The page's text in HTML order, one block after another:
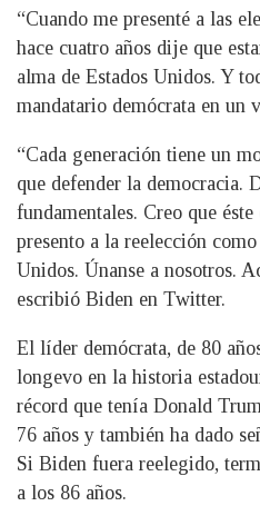
“Cuando me presenté a las
hace cuatro años dije que
alma de Estados Unidos. Y
mandatario demócrata en un
“Cada generación tiene un
que defender la democracia.
fundamentales. Creo que
presento a la reelección
Unidos. Únanse a nosotros.
escribió Biden en Twitter.
El líder demócrata, de 80
longevo en la historia
récord que tenía Donald
76 años y también ha dado
Si Biden fuera reelegido,
a los 86 años.